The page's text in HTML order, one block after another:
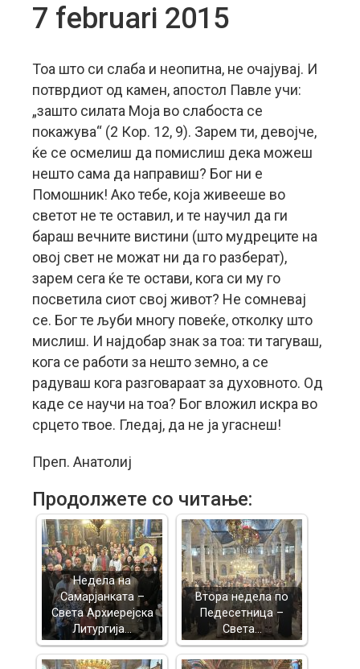
7 februari 2015
Тоа што си слаба и неопитна, не очајувај. И
потврдиот од камен, апостол Павле учи:
„зашто силата Моја во слабоста се
покажува“ (2 Кор. 12, 9). Зарем ти, девојче,
ќе се осмелиш да помислиш дека можеш
нешто сама да направиш? Бог ни е
Помошник! Ако тебе, која живееше во
светот не те оставил, и те научил да ги
бараш вечните вистини (што мудреците на
овој свет не можат ни да го разберат),
зарем сега ќе те остави, кога си му го
посветила сиот свој живот? Не сомневај
се. Бог те љуби многу повеќе, отколку што
мислиш. И најдобар знак за тоа: ти тагуваш,
кога се работи за нешто земно, а се
радуваш кога разговараат за духовното. Од
каде се научи на тоа? Бог вложил искра во
срцето твое. Гледај, да не ја угаснеш!
Преп. Анатолиј
Продолжете со читање:
Недела на
Самарјанката –
Света Архиерејска
Литургија…
Втора недела по
Педесетница –
Света…